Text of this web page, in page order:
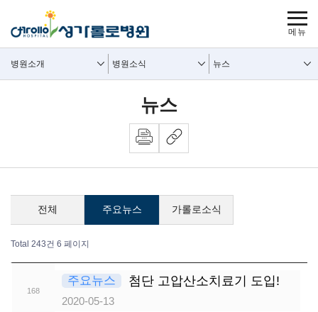
사이트
보조메뉴
병원소개 병원소식 뉴스
뉴스
전체 주요뉴스 가롤로소식
Total 243건 6 페이지
168
주요뉴스 첨단 고압산소치료기 도입!
2020-05-13